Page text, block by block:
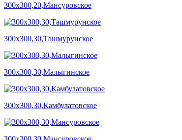
300х300,20,Мансуровское
300х300,30,Ташмурунское
300х300,30,Малыгинское
300х300,30,Камбулатовское